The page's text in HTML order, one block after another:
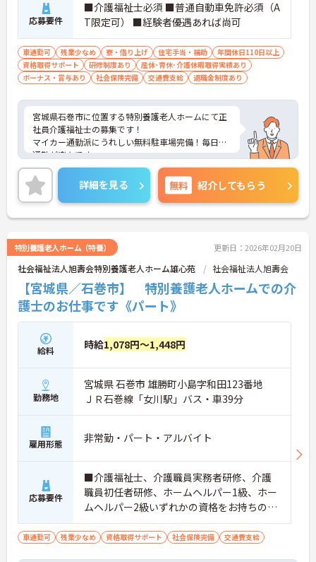
応募要件
■介護福祉士必須 ■普通自動車免許必須（A
T限定可） ■経験者優遇あれば尚可
車通勤可 残業少なめ 寮・借り上げ 住宅手当・補助
年間休日110日以上
資格取得サポート
研修制度あり
産休･育休･介護休暇取得実績あり
ボーナス・賞与あり
社会保険完備 交通費支給 退職金制度あり
宮城県石巻市に位置する特別養護老人ホームにて正
社員介護福祉士の募集です！
マイカー通勤派にうれしい無料駐車場完備！毎日の
通勤が楽々です。
また、月平均残業は5時間程度と、プライベートの
時間も大切にすることができます♪
ご興味のある方には、面接対策ポイントなど、さら
に詳細をお話いたしますので、お気軽にご相談くだ
さい。
詳細を見る 無料 紹介してもらう
特別養護老人ホーム（特養） 更新日：2026年02月20日
社会福祉法人旭壽会特別養護老人ホーム雄心苑 社会福祉法人旭壽会
【宮城県／石巻市】 特別養護老人ホームでの介
護士のお仕事です《パート》
給料 時給1,078円～1,448円
勤務地
宮城県 石巻市 雄勝町小島字和田123番地
ＪＲ石巻線「女川駅」バス・車39分
雇用形態 非常勤・パート・アルバイト
応募要件
■介護福祉士、介護職員実務者研修、介護
職員初任者研修、ホームヘルパー1級、ホー
ムヘルパー2級いずれかの資格をお持ちの方
※無資格・未経験応相談 ■普通自動車運転
免許（AT限定可）
車通勤可 残業少なめ 資格取得サポート 社会保険完備 交通費支給